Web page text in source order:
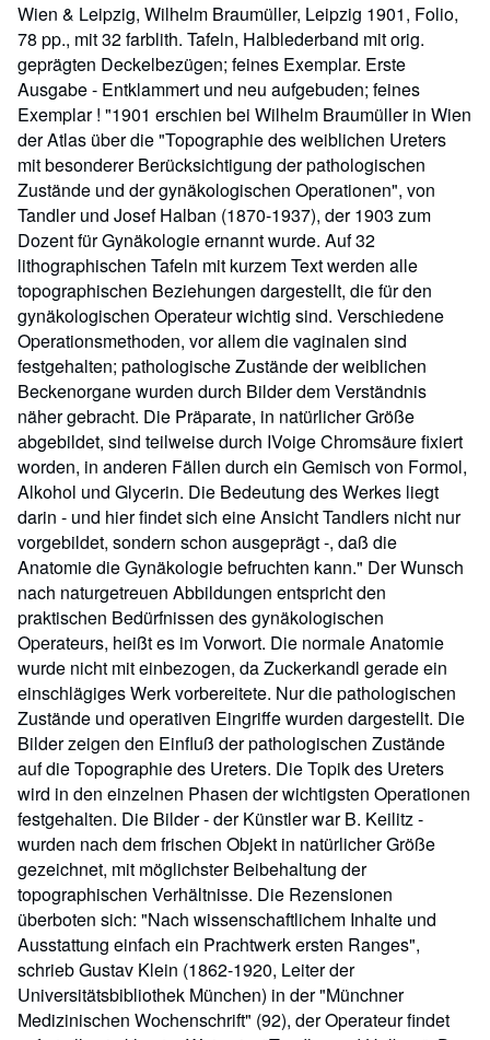
Wien & Leipzig, Wilhelm Braumüller, Leipzig 1901, Folio,
78 pp., mit 32 farblith. Tafeln, Halblederband mit orig.
geprägten Deckelbezügen; feines Exemplar. Erste
Ausgabe - Entklammert und neu aufgebuden; feines
Exemplar ! "1901 erschien bei Wilhelm Braumüller in Wien
der Atlas über die "Topographie des weiblichen Ureters
mit besonderer Berücksichtigung der pathologischen
Zustände und der gynäkologischen Operationen", von
Tandler und Josef Halban (1870-1937), der 1903 zum
Dozent für Gynäkologie ernannt wurde. Auf 32
lithographischen Tafeln mit kurzem Text werden alle
topographischen Beziehungen dargestellt, die für den
gynäkologischen Operateur wichtig sind. Verschiedene
Operationsmethoden, vor allem die vaginalen sind
festgehalten; pathologische Zustände der weiblichen
Beckenorgane wurden durch Bilder dem Verständnis
näher gebracht. Die Präparate, in natürlicher Größe
abgebildet, sind teilweise durch IVoige Chromsäure fixiert
worden, in anderen Fällen durch ein Gemisch von Formol,
Alkohol und Glycerin. Die Bedeutung des Werkes liegt
darin - und hier findet sich eine Ansicht Tandlers nicht nur
vorgebildet, sondern schon ausgeprägt -, daß die
Anatomie die Gynäkologie befruchten kann." Der Wunsch
nach naturgetreuen Abbildungen entspricht den
praktischen Bedürfnissen des gynäkologischen
Operateurs, heißt es im Vorwort. Die normale Anatomie
wurde nicht mit einbezogen, da Zuckerkandl gerade ein
einschlägiges Werk vorbereitete. Nur die pathologischen
Zustände und operativen Eingriffe wurden dargestellt. Die
Bilder zeigen den Einfluß der pathologischen Zustände
auf die Topographie des Ureters. Die Topik des Ureters
wird in den einzelnen Phasen der wichtigsten Operationen
festgehalten. Die Bilder - der Künstler war B. Keilitz -
wurden nach dem frischen Objekt in natürlicher Größe
gezeichnet, mit möglichster Beibehaltung der
topographischen Verhältnisse. Die Rezensionen
überboten sich: "Nach wissenschaftlichem Inhalte und
Ausstattung einfach ein Prachtwerk ersten Ranges",
schrieb Gustav Klein (1862-1920, Leiter der
Universitätsbibliothek München) in der "Münchner
Medizinischen Wochenschrift" (92), der Operateur findet